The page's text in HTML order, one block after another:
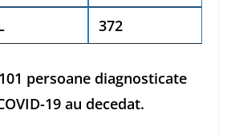
372
persoane diagnosticate
19 au decedat.